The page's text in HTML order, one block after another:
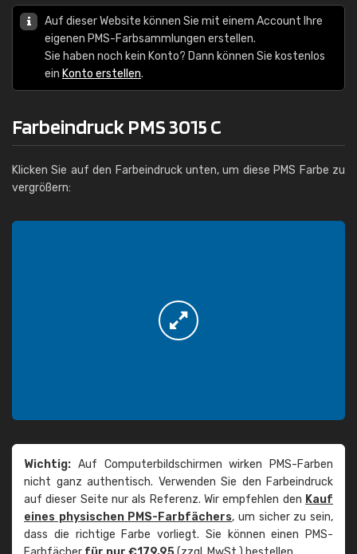
Auf dieser Website können Sie mit einem Account Ihre
eigenen PMS-Farbsammlungen erstellen.
Sie haben noch kein Konto? Dann können Sie kostenlos
ein Konto erstellen.
Farbeindruck PMS 3015 C
Klicken Sie auf den Farbeindruck unten, um diese PMS Farbe zu
vergrößern:
Wichtig: Auf Computerbildschirmen wirken PMS-Farben
nicht ganz authentisch. Verwenden Sie den Farbeindruck
auf dieser Seite nur als Referenz. Wir empfehlen den Kauf
eines physischen PMS-Farbfächers, um sicher zu sein,
dass die richtige Farbe vorliegt. Sie können einen PMS-